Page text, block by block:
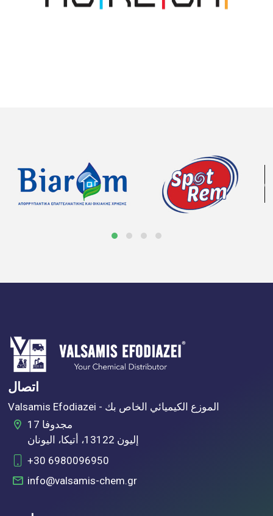
اتصال
Valsamis Efodiazei - الموزع الكيميائي الخاص بك
17 مجدوفا
إليون 13122، أتيكا، اليونان
+30 6980096950
info@valsamis-chem.gr